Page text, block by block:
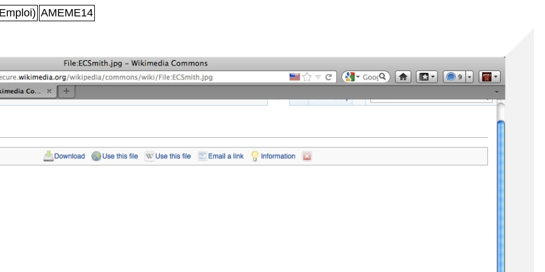
AMEME14